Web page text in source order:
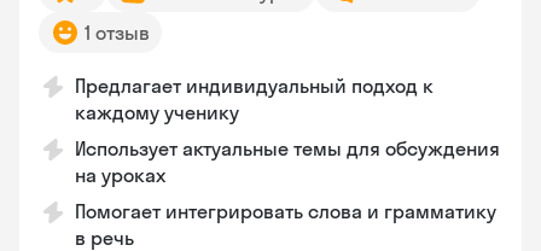
1 отзыв
Предлагает индивидуальный подход к
каждому ученику
Использует актуальные темы для обсуждения
на уроках
Помогает интегрировать слова и грамматику
в речь